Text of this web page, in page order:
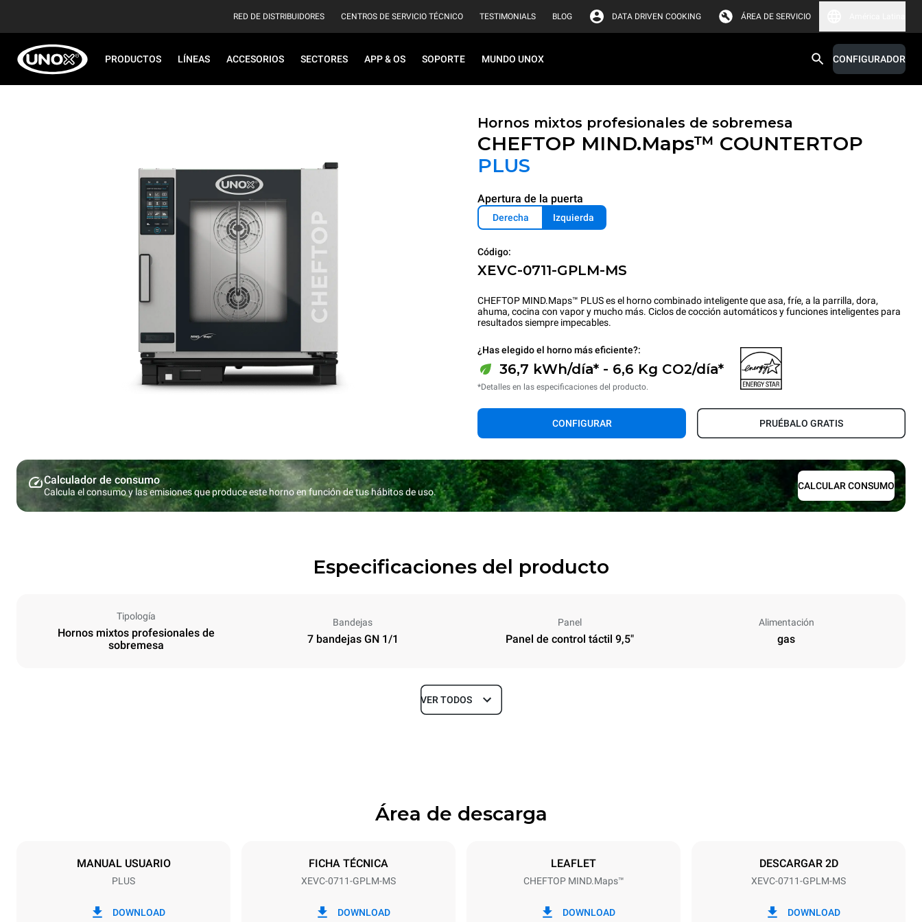
RED DE DISTRIBUIDORES CENTROS DE SERVICIO TÉCNICO TESTIMONIALS BLOG DATA DRIVEN COOKING ÁREA DE SERVICIO
PRODUCTOS LÍNEAS ACCESORIOS SECTORES APP & OS SOPORTE MUNDO UNOX CONFIGURADOR
Hornos mixtos profesionales de sobremesa
CHEFTOP MIND.Maps™ COUNTERTOP
PLUS
Apertura de la puerta
Derecha Izquierda
Código:
XEVC-0711-GPLM-MS
CHEFTOP MIND.Maps™ PLUS es el horno combinado inteligente que asa, fríe, a la parrilla, dora,
ahuma, cocina con vapor y mucho más. Ciclos de cocción automáticos y funciones inteligentes para
resultados siempre impecables.
¿Has elegido el horno más eficiente?:
36,7 kWh/día* - 6,6 Kg CO2/día*
*Detalles en las especificaciones del producto.
CONFIGURAR PRUÉBALO GRATIS
Calculador de consumo
Calcula el consumo y las emisiones que produce este horno en función de tus hábitos de uso.
CALCULAR CONSUMO
Especificaciones del producto
Tipología
Hornos mixtos profesionales de
sobremesa
Bandejas
7 bandejas GN 1/1
Panel
Panel de control táctil 9,5"
Alimentación
gas
Profundidad
Tamaño de la bandeja
220-240V 1N~
VER TODOS
Área de descarga
MANUAL USUARIO
PLUS
DOWNLOAD
FICHA TÉCNICA
XEVC-0711-GPLM-MS
DOWNLOAD
LEAFLET
CHEFTOP MIND.Maps™
DOWNLOAD
DESCARGAR 2D
XEVC-0711-GPLM-MS
DOWNLOAD